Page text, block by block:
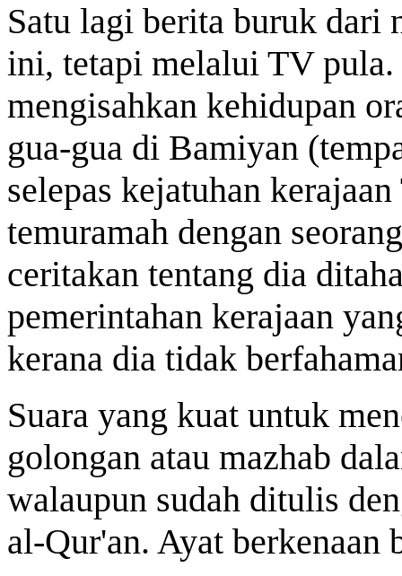
Satu lagi berita buruk dari
ini, tetapi melalui TV pula.
mengisahkan kehidupan
gua-gua di Bamiyan
selepas kejatuhan
temuramah dengan
ceritakan tentang dia
pemerintahan kerajaan
kerana dia tidak
Suara yang kuat untuk
golongan atau mazhab
walaupun sudah ditulis
al-Qur'an. Ayat berkenaan